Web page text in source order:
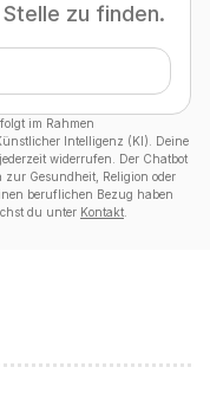
zu finden.
im Rahmen
Intelligenz (KI). Deine
widerrufen. Der Chatbot
Gesundheit, Religion oder
beruflichen Bezug haben
du unter Kontakt